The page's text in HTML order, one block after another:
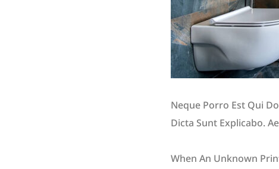
Neque Porro Est Qui
Dicta Sunt Explicabo.
When An Unknown